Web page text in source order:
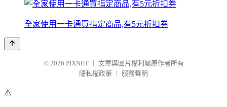
全家使用一卡通買指定商品,有5元折扣券
© 2026 PIXNET
文章與圖片權利屬原作者所有
隱私權政策
服務聲明
⚠️